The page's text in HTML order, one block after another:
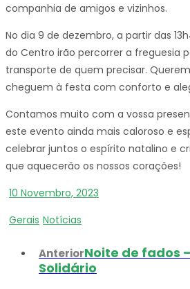
companhia de amigos e vizinhos.
No dia 9 de dezembro, a partir das
do Centro irão percorrer a freguesia
transporte de quem precisar.
cheguem à festa com conforto e
Contamos muito com a vossa
este evento ainda mais caloroso e
celebrar juntos o espírito natalino e
que aquecerão os nossos corações!
10 Novembro, 2023
Gerais Notícias
AnteriorNoite de fados
Solidário